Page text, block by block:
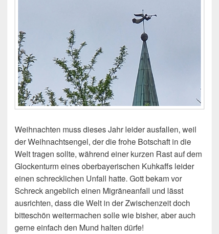
Weihnachten muss dieses Jahr leider ausfallen, weil
der Weihnachtsengel, der die frohe Botschaft in die
Welt tragen sollte, während einer kurzen Rast auf dem
Glockenturm eines oberbayerischen Kuhkaffs leider
einen schrecklichen Unfall hatte. Gott bekam vor
Schreck angeblich einen Migräneanfall und lässt
ausrichten, dass die Welt in der Zwischenzeit doch
bitteschön weitermachen solle wie bisher, aber auch
gerne einfach den Mund halten dürfe!